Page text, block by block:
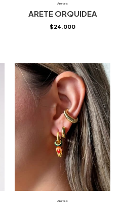
Aretes
ARETE ORQUIDEA
$24.000
Aretes